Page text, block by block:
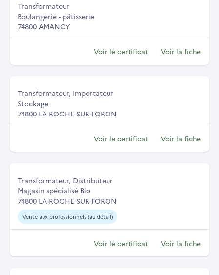
Transformateur
Boulangerie - pâtisserie
74800 AMANCY
Voir le certificat Voir la fiche
Transformateur, Importateur
Stockage
74800 LA ROCHE-SUR-FORON
Voir le certificat Voir la fiche
Transformateur, Distributeur
Magasin spécialisé Bio
74800 LA-ROCHE-SUR-FORON
Vente aux professionnels (au détail)
Voir le certificat Voir la fiche